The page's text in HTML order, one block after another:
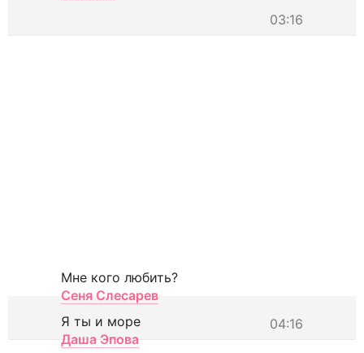
03:16
Мне кого любить?
Сеня Слесарев
04:16
Я ты и море
Даша Эпова